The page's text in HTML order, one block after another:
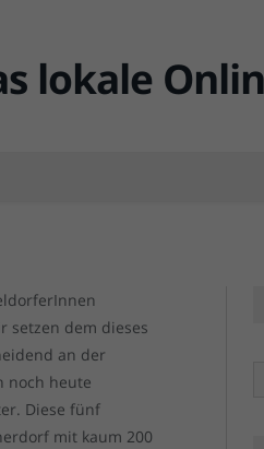
Zeiten
setzen dem dieses
an der
noch heute
Diese fünf
mit kaum 200